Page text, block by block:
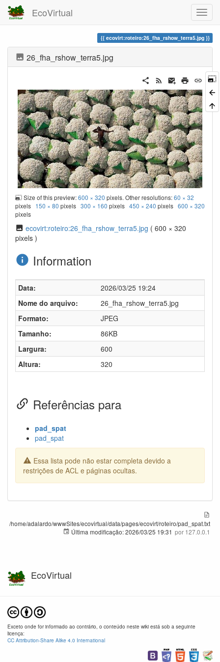
EcoVirtual
ecovirt:roteiro:26_fha_rshow_terra5.jpg
26_fha_rshow_terra5.jpg
Size of this preview:600 × 320 pixels. Other resolutions:60 × 32
pixels 150 × 80 pixels 300 × 160 pixels 450 × 240 pixels 600 × 320
pixels
ecovirt:roteiro:26_fha_rshow_terra5.jpg ( 600 × 320
pixels )
Information
Data:
2026/03/25 19:24
Nome do arquivo:
26_fha_rshow_terra5.jpg
Formato:
JPEG
Tamanho:
86KB
Largura:
600
Altura:
320
Referências para
pad_spat
pad_spat
Essa lista pode não estar completa devido a
restrições de ACL e páginas ocultas.
/home/adalardo/wwwSites/ecovirtual/data/pages/ecovirt/roteiro/pad_spat.txt
Última modificação:2026/03/25 19:31 por 127.0.0.1
EcoVirtual
Exceto onde for informado ao contrário, o conteúdo neste wiki está sob a seguinte
licença:
CC Attribution-Share Alike 4.0 International